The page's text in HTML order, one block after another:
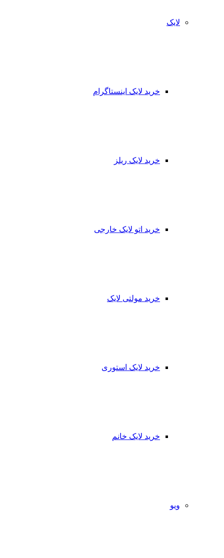
لایک
خرید لایک اینستاگرام
خرید لایک ریلز
خرید اتو لایک خارجی
خرید مولتی لایک
خرید لایک استوری
خرید لایک خانم
ویو